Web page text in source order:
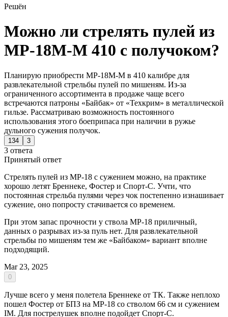
Решён
Можно ли стрелять пулей из
МР-18М-М 410 с получоком?
Планирую приобрести МР-18М-М в 410 калибре для
развлекательной стрельбы пулей по мишеням. Из-за
ограниченного ассортимента в продаже чаще всего
встречаются патроны «Байбак» от «Техкрим» в металлической
гильзе. Рассматриваю возможность постоянного
использования этого боеприпаса при наличии в ружье
дульного сужения получок.
134 3
3 ответа
Принятый ответ
Стрелять пулей из МР-18 с сужением можно, на практике
хорошо летят Бреннеке, Фостер и Спорт-С. Учти, что
постоянная стрельба пулями через чок постепенно изнашивает
сужение, оно попросту стачивается со временем.
При этом запас прочности у ствола МР-18 приличный,
данных о разрывах из-за пуль нет. Для развлекательной
стрельбы по мишеням тем же «Байбаком» вариант вполне
подходящий.
Mar 23, 2025
0
Лучше всего у меня полетела Бреннеке от ТК. Также неплохо
пошел Фостер от БПЗ на МР-18 со стволом 66 см и сужением
IM. Для пострелушек вполне подойдет Спорт-С.